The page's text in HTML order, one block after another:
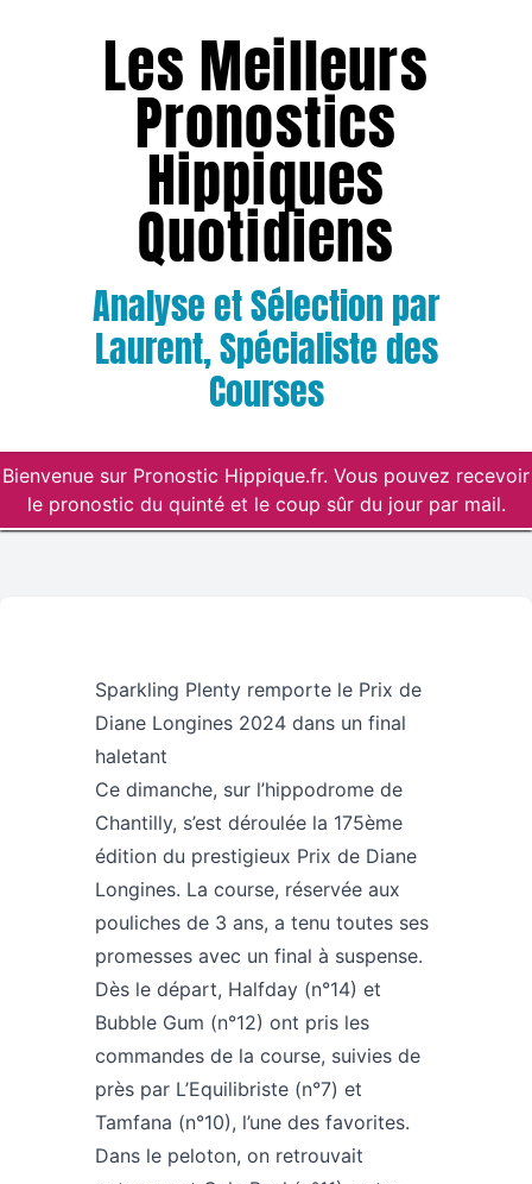
Les Meilleurs
Pronostics
Hippiques
Quotidiens
Analyse et Sélection par
Laurent, Spécialiste des
Courses
Bienvenue sur Pronostic Hippique.fr. Vous pouvez recevoir
le pronostic du quinté et le coup sûr du jour par mail.
Sparkling Plenty remporte le Prix de
Diane Longines 2024 dans un final
haletant
Ce dimanche, sur l’hippodrome de
Chantilly, s’est déroulée la 175ème
édition du prestigieux Prix de Diane
Longines. La course, réservée aux
pouliches de 3 ans, a tenu toutes ses
promesses avec un final à suspense.
Dès le départ, Halfday (n°14) et
Bubble Gum (n°12) ont pris les
commandes de la course, suivies de
près par L’Equilibriste (n°7) et
Tamfana (n°10), l’une des favorites.
Dans le peloton, on retrouvait